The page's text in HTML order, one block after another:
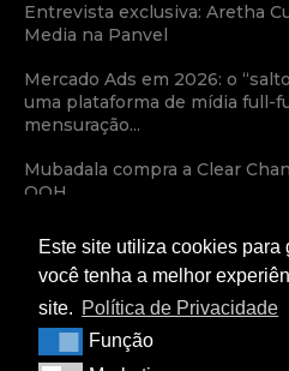
Entrevista exclusiva: Aretha
Media na Panvel
Mercado Ads em 2026: o
uma plataforma de mídia full-
mensuração...
Mubadala compra a Clear
OOH
TERMOS E CONDIÇÕES
Este site utiliza cookies para
você tenha a melhor
site. Política de Privacidade
FunçãoFunção